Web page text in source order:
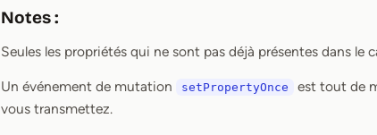
Notes :
Seules les propriétés qui ne sont pas déjà présentes dans le
Un événement de mutation setPropertyOnce
est tout de
vous transmettez.